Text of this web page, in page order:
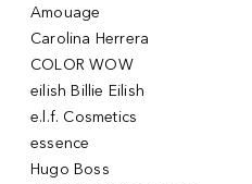
Amouage
Carolina Herrera
COLOR WOW
eilish Billie Eilish
e.l.f. Cosmetics
essence
Hugo Boss